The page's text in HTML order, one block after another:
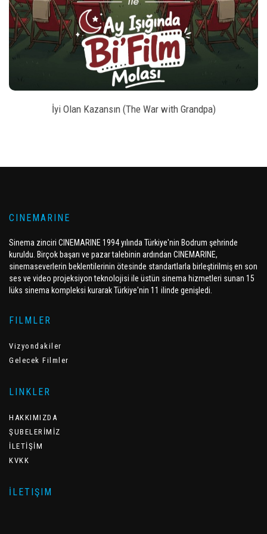
style BILET SATIN AL
İyi Olan Kazansın (The War with Grandpa)
CINEMARINE
Sinema zinciri CINEMARINE 1994 yılında Türkiye'nin Bodrum şehrinde
kuruldu. Birçok başarı ve pazar talebinin ardından CINEMARINE,
sinemaseverlerin beklentilerinin ötesinde standartlarla birleştirilmiş en son
ses ve video projeksiyon teknolojisi ile üstün sinema hizmetleri sunan 15
lüks sinema kompleksi kurarak Türkiye'nin 11 ilinde genişledi.
FILMLER
Vizyondakiler
Gelecek Filmler
LINKLER
HAKKIMIZDA
ŞUBELERİMİZ
İLETİŞİM
KVKK
İLETIŞIM